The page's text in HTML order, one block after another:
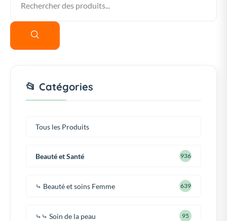
📂 Catégories
Tous les Produits
Beauté et Santé 936
⤷ Beauté et soins Femme 639
⤷⤷ Soin de la peau 95